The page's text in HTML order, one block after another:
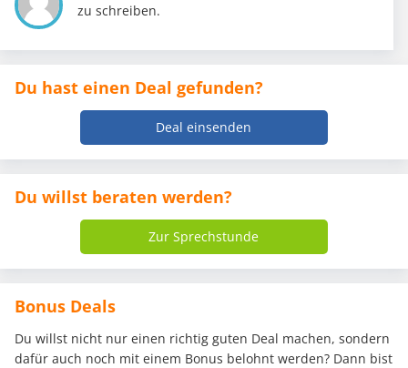
zu schreiben.
Du hast einen Deal gefunden?
Deal einsenden
Du willst beraten werden?
Zur Sprechstunde
Bonus Deals
Du willst nicht nur einen richtig guten Deal machen, sondern
dafür auch noch mit einem Bonus belohnt werden? Dann bist